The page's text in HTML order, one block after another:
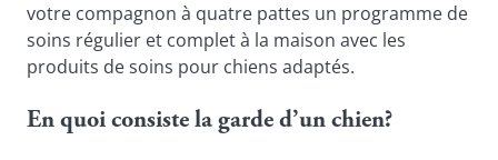
votre compagnon à quatre pattes un programme de
soins régulier et complet à la maison avec les
produits de soins pour chiens adaptés.
En quoi consiste la garde d’un chien?